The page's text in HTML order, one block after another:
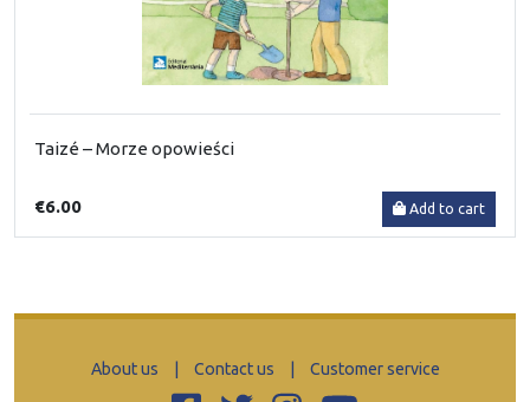
Taizé – Morze opowieści
€6.00 Add to cart
About us Contact us Customer service